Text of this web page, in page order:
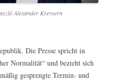
Alexander Kreysern
Die Presse spricht in
Normalität“ und bezieht sich
gesprengte Termin- und